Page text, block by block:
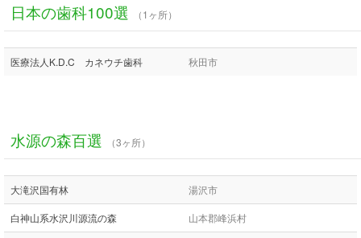
日本の歯科100選 （1ヶ所）
医療法人K.D.C カネウチ歯科 秋田市
水源の森百選 （3ヶ所）
大滝沢国有林 湯沢市
白神山系水沢川源流の森 山本郡峰浜村